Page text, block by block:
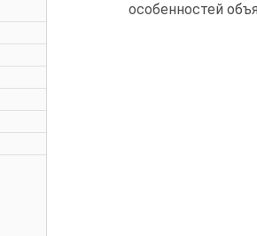
особенностей